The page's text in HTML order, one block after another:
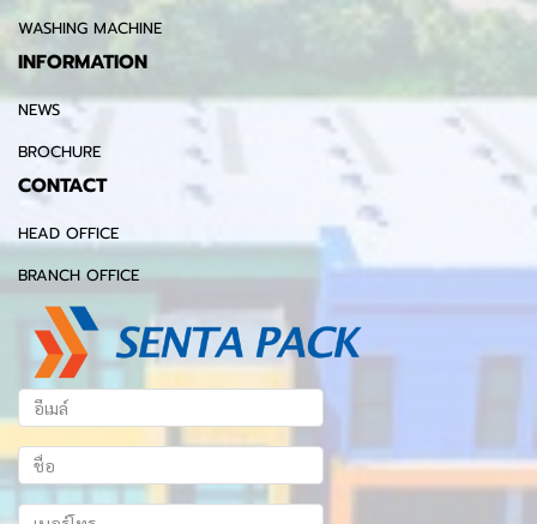
WASHING MACHINE
INFORMATION
NEWS
BROCHURE
CONTACT
HEAD OFFICE
BRANCH OFFICE